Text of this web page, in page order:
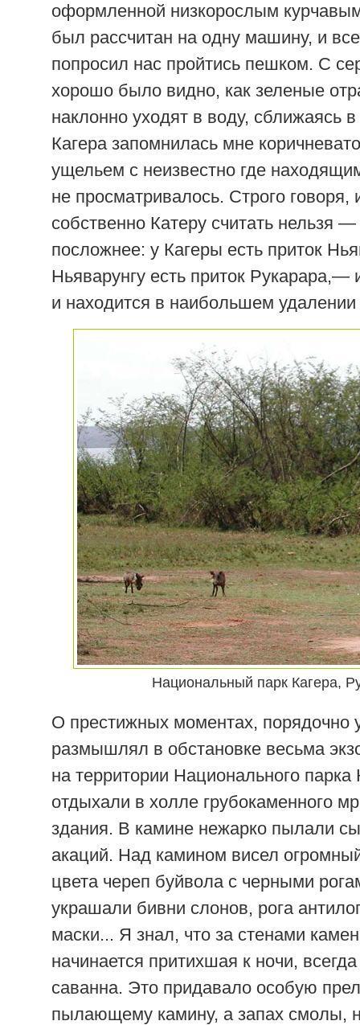
оформленной низкорослым
был рассчитан на одну машину, и
попросил нас пройтись пешком. С
хорошо было видно, как зеленые
наклонно уходят в воду, сближаясь
Кагера запомнилась мне
ущельем с неизвестно где
не просматривалось. Строго говоря,
собственно Катеру считать нельзя —
посложнее: у Кагеры есть приток
Ньяварунгу есть приток Рукарара,—
и находится в наибольшем удалении
Национальный парк Кагера,
О престижных моментах, порядочно
размышлял в обстановке весьма
на территории Национального
отдыхали в холле грубокаменного
здания. В камине нежарко пылали
акаций. Над камином висел
цвета череп буйвола с черными
украшали бивни слонов, рога
маски... Я знал, что за стенами
начинается притихшая к ночи,
саванна. Это придавало особую
пылающему камину, а запах смолы,